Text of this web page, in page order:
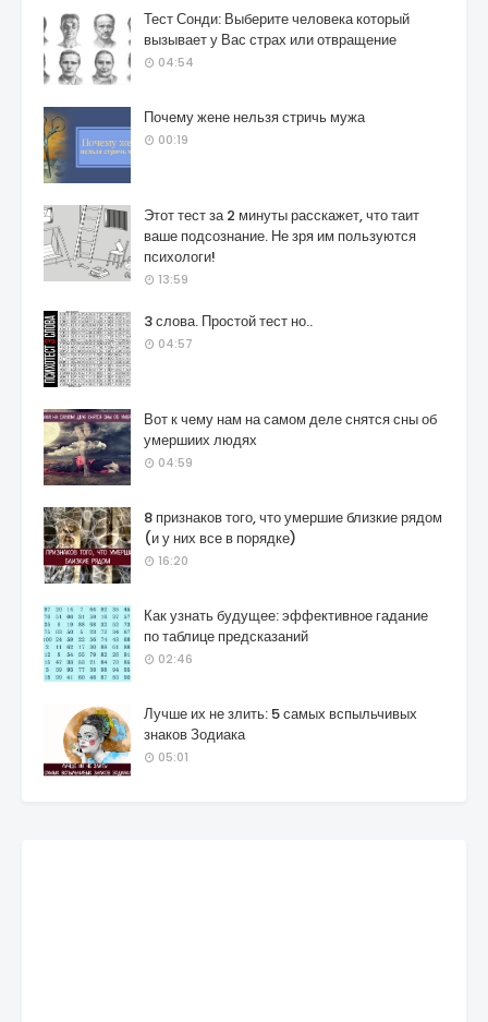
Тест Сонди: Выберите человека который
вызывает у Вас страх или отвращение
04:54
Почему жене нельзя стричь мужа
00:19
Этот тест за 2 минуты расскажет, что таит
ваше подсознание. Не зря им пользуются
психологи!
13:59
3 слова. Простой тест но..
04:57
Вот к чему нам на самом деле снятся сны об
умершиих людях
04:59
8 признаков того, что умершие близкие рядом
(и у них все в порядке)
16:20
Как узнать будущее: эффективное гадание
по таблице предсказаний
02:46
Лучше их не злить: 5 самых вспыльчивых
знаков Зодиака
05:01